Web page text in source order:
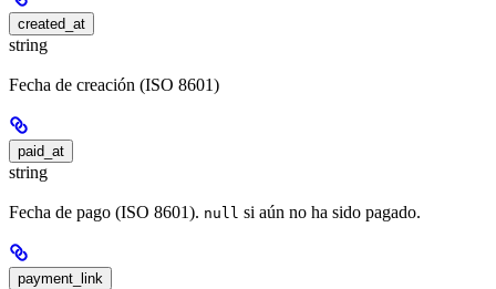
created_at
string
Fecha de creación (ISO 8601)
paid_at
string
Fecha de pago (ISO 8601). null si aún no ha sido pagado.
payment_link